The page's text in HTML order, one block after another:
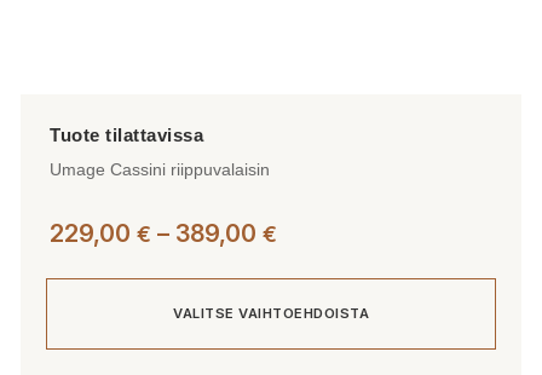
Umage Cassini riippuvalaisin
229,00 € – 389,00 €
389,00 €
VALITSE VAIHTOEHDOISTA